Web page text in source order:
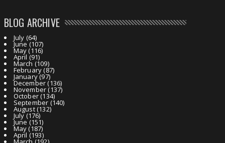
BLOG ARCHIVE
July (64)
June(107)
May(116)
April (91)
March (109)
February(87)
January(97)
December(136)
November(137)
October(134)
September (140)
August(132)
July(176)
June(151)
May(187)
April (193)